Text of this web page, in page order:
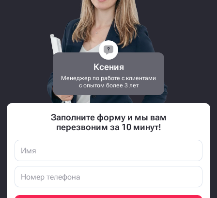
Ксения
Менеджер по работе с клиентами
с опытом более 3 лет
Заполните форму и мы вам
перезвоним за 10 минут!